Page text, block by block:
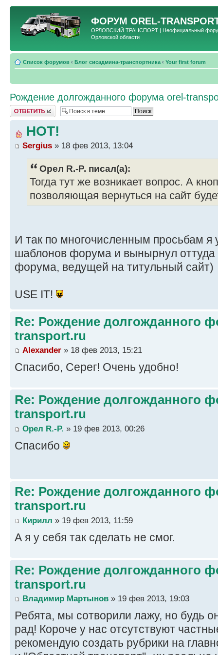
ФОРУМ OREL-
ОРЛОВСКИЙ ТРАНСПОРТ | Неофициальный форум
Орловской области
Список форумов ‹ Блог сисадмина-транспортника ‹ Your first forum
Рождение долгожданного форума orel-
Ответить
HOT!
Sergius » 18 фев 2013, 13:04
Орел R.-P. писал(а):
Тогда тут же возникает вопрос. А
позволяющая вернуться на сайт
И так по многочисленным просьбам я
шаблонов форума и вынырнул оттуда
форума, ведущей на титульный сайт)
USE IT!
Re: Рождение долгожданного
transport.ru
Alexander » 18 фев 2013, 15:21
Спасибо, Серег! Очень удобно!
Re: Рождение долгожданного
transport.ru
Орел R.-P. » 19 фев 2013, 00:26
Спасибо
Re: Рождение долгожданного
transport.ru
Кирилл » 19 фев 2013, 11:59
А я у себя так сделать не смог.
Re: Рождение долгожданного
transport.ru
Владимир Мартынов » 19 фев 2013, 19:03
Ребята, мы сотворили лажу, но будь
рад! Короче у нас отсутствуют
рекомендую создать рубрики на